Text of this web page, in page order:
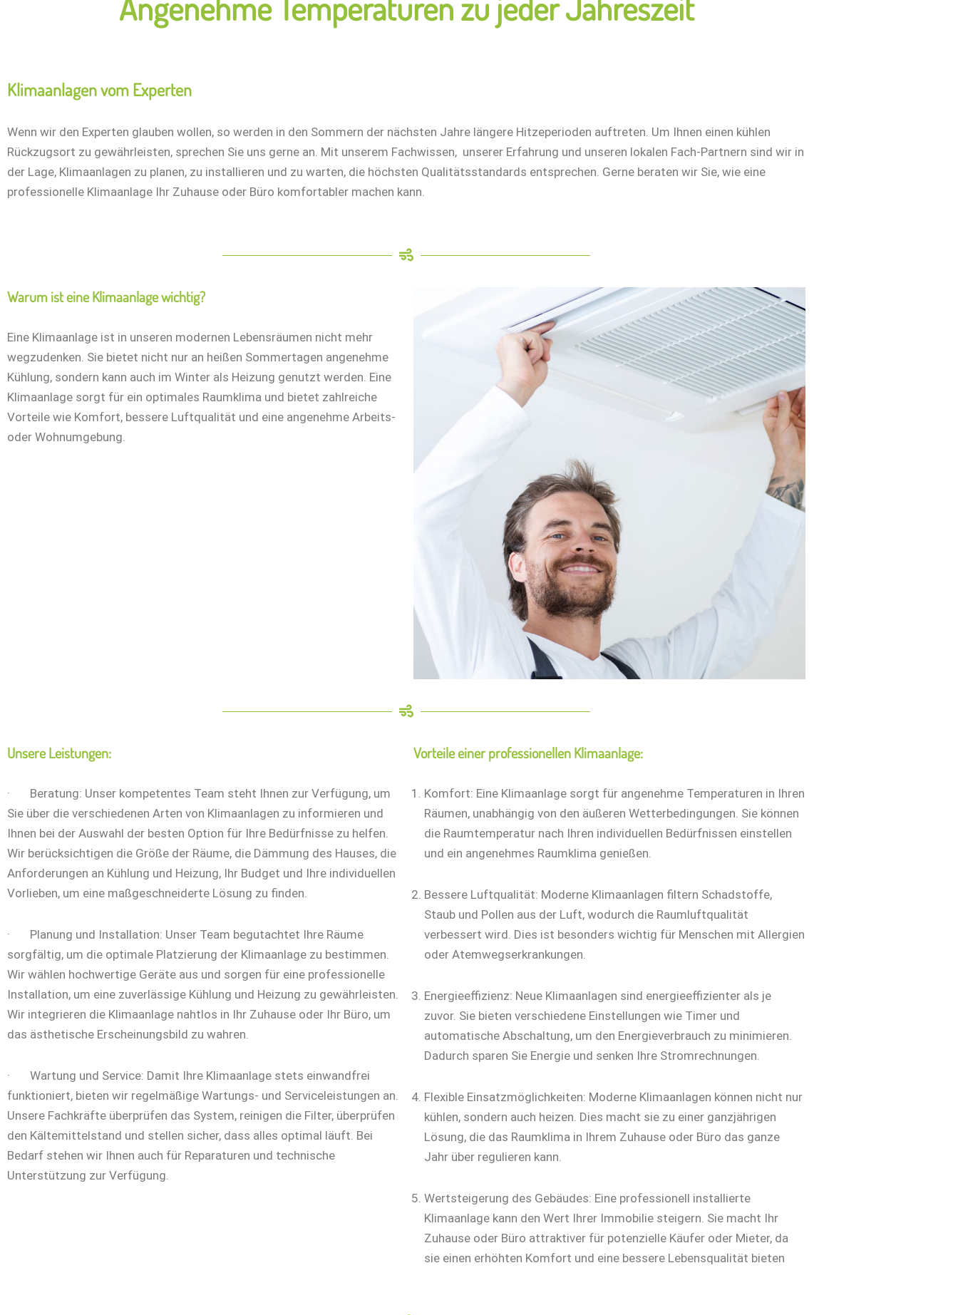
Klimaanlagen vom Experten
Wenn wir den Experten glauben wollen, so werden in den Sommern der nächsten Jahre längere Hitzeperioden auftreten. Um Ihnen einen kühlen
Rückzugsort zu gewährleisten, sprechen Sie uns gerne an. Mit unserem Fachwissen, unserer Erfahrung und unseren lokalen Fach-Partnern sind wir in
der Lage, Klimaanlagen zu planen, zu installieren und zu warten, die höchsten Qualitätsstandards entsprechen. Gerne beraten wir Sie, wie eine
professionelle Klimaanlage Ihr Zuhause oder Büro komfortabler machen kann.
Warum ist eine Klimaanlage wichtig?
Eine Klimaanlage ist in unseren modernen Lebensräumen nicht mehr
wegzudenken. Sie bietet nicht nur an heißen Sommertagen angenehme
Kühlung, sondern kann auch im Winter als Heizung genutzt werden. Eine
Klimaanlage sorgt für ein optimales Raumklima und bietet zahlreiche
Vorteile wie Komfort, bessere Luftqualität und eine angenehme Arbeits-
oder Wohnumgebung.
Unsere Leistungen:
· Beratung: Unser kompetentes Team steht Ihnen zur Verfügung, um
Sie über die verschiedenen Arten von Klimaanlagen zu informieren und
Ihnen bei der Auswahl der besten Option für Ihre Bedürfnisse zu helfen.
Wir berücksichtigen die Größe der Räume, die Dämmung des Hauses, die
Anforderungen an Kühlung und Heizung, Ihr Budget und Ihre individuellen
Vorlieben, um eine maßgeschneiderte Lösung zu finden.
· Planung und Installation: Unser Team begutachtet Ihre Räume
sorgfältig, um die optimale Platzierung der Klimaanlage zu bestimmen.
Wir wählen hochwertige Geräte aus und sorgen für eine professionelle
Installation, um eine zuverlässige Kühlung und Heizung zu gewährleisten.
Wir integrieren die Klimaanlage nahtlos in Ihr Zuhause oder Ihr Büro, um
das ästhetische Erscheinungsbild zu wahren.
· Wartung und Service: Damit Ihre Klimaanlage stets einwandfrei
funktioniert, bieten wir regelmäßige Wartungs- und Serviceleistungen an.
Unsere Fachkräfte überprüfen das System, reinigen die Filter, überprüfen
den Kältemittelstand und stellen sicher, dass alles optimal läuft. Bei
Bedarf stehen wir Ihnen auch für Reparaturen und technische
Unterstützung zur Verfügung.
Vorteile einer professionellen Klimaanlage:
Komfort: Eine Klimaanlage sorgt für angenehme Temperaturen in Ihren
Räumen, unabhängig von den äußeren Wetterbedingungen. Sie können
die Raumtemperatur nach Ihren individuellen Bedürfnissen einstellen
und ein angenehmes Raumklima genießen.
Bessere Luftqualität: Moderne Klimaanlagen filtern Schadstoffe,
Staub und Pollen aus der Luft, wodurch die Raumluftqualität
verbessert wird. Dies ist besonders wichtig für Menschen mit Allergien
oder Atemwegserkrankungen.
Energieeffizienz: Neue Klimaanlagen sind energieeffizienter als je
zuvor. Sie bieten verschiedene Einstellungen wie Timer und
automatische Abschaltung, um den Energieverbrauch zu minimieren.
Dadurch sparen Sie Energie und senken Ihre Stromrechnungen.
Flexible Einsatzmöglichkeiten: Moderne Klimaanlagen können nicht nur
kühlen, sondern auch heizen. Dies macht sie zu einer ganzjährigen
Lösung, die das Raumklima in Ihrem Zuhause oder Büro das ganze
Jahr über regulieren kann.
Wertsteigerung des Gebäudes: Eine professionell installierte
Klimaanlage kann den Wert Ihrer Immobilie steigern. Sie macht Ihr
Zuhause oder Büro attraktiver für potenzielle Käufer oder Mieter, da
sie einen erhöhten Komfort und eine bessere Lebensqualität bieten